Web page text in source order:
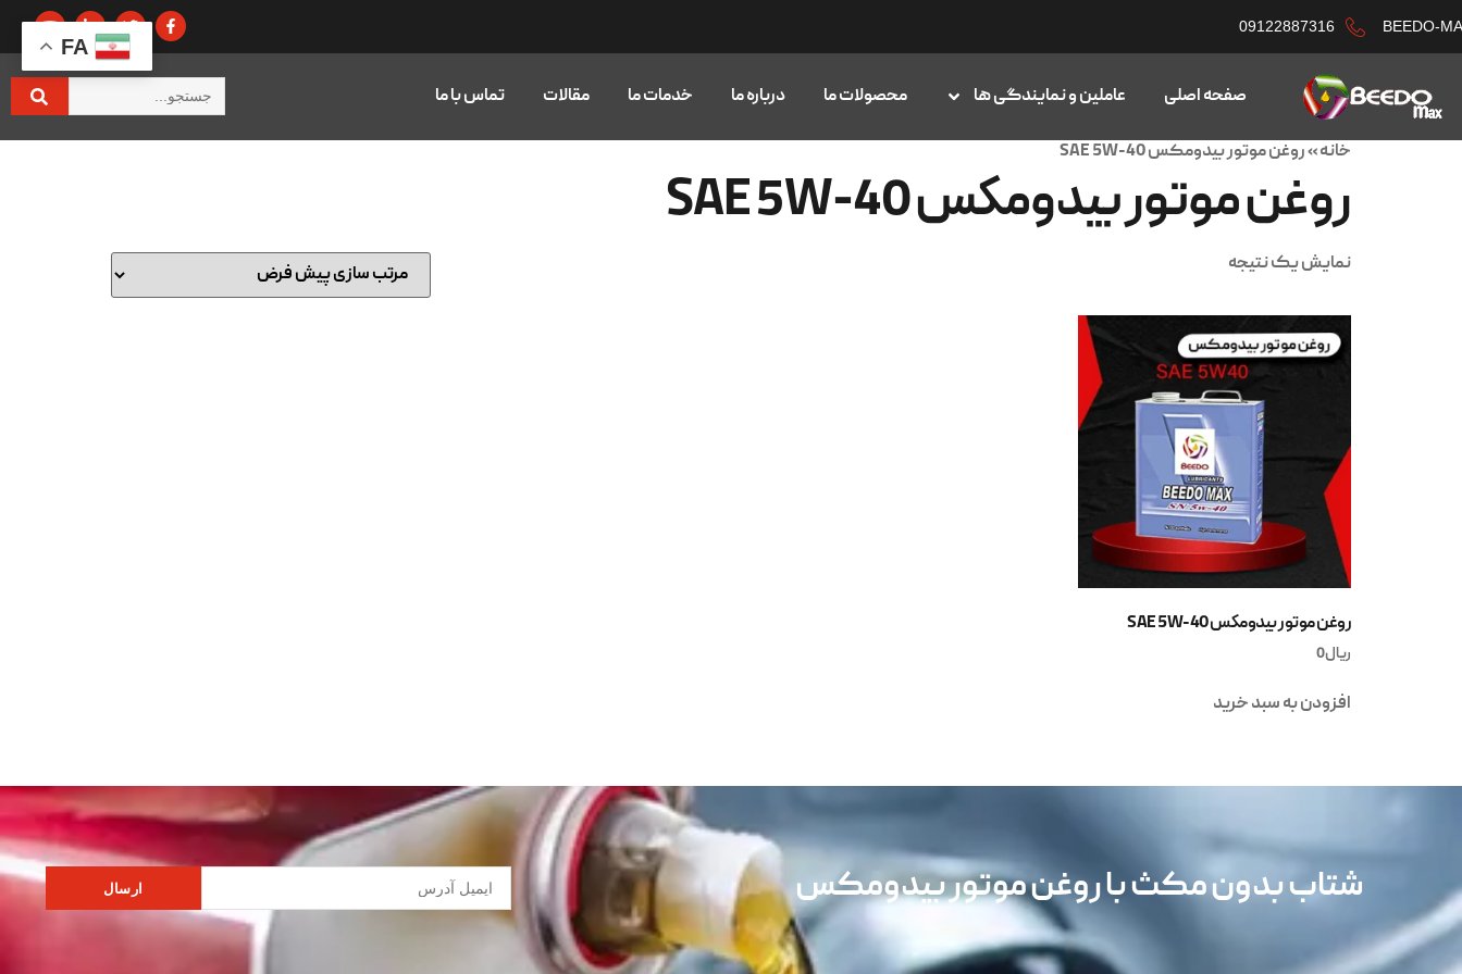
BEEDO-
09122887316
صفحه اصلی عاملین و نمایندگی ها محصولات ما درباره ما خدمات ما مقالات تماس با ما
خانه»روغن موتور بیدومکس SAE 5W-40
روغن موتور بیدومکس SAE 5W-40
نمایش یک نتیجه
روغن موتور بیدومکس SAE 5W-40
ریال0
افزودن به سبد خرید
شتاب بدون مکث با روغن موتور بیدومکس ارسال
FA